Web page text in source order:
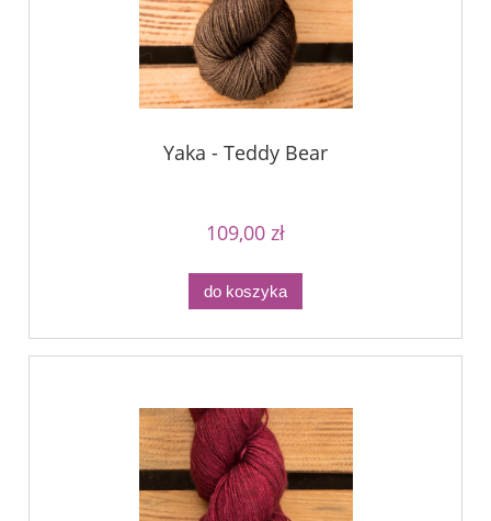
Yaka - Teddy Bear
109,00 zł
do koszyka